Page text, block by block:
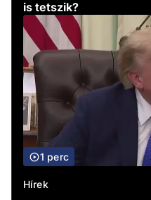
is tetszik?
1 perc
Hírek